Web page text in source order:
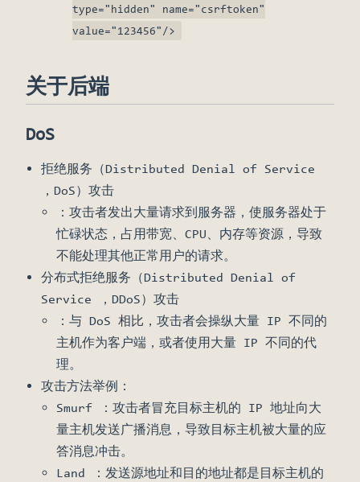
type="hidden" name="csrftoken"
value="123456"/>
关于后端
DoS
拒绝服务（Distributed Denial of Service
，DoS）攻击
：攻击者发出大量请求到服务器，使服务器处于
忙碌状态，占用带宽、CPU、内存等资源，导致
不能处理其他正常用户的请求。
分布式拒绝服务（Distributed Denial of
Service ，DDoS）攻击
：与 DoS 相比，攻击者会操纵大量 IP 不同的
主机作为客户端，或者使用大量 IP 不同的代
理。
攻击方法举例：
Smurf ：攻击者冒充目标主机的 IP 地址向大
量主机发送广播消息，导致目标主机被大量的应
答消息冲击。
Land ：发送源地址和目的地址都是目标主机的